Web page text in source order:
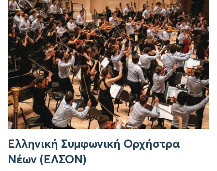
Ελληνική Συμφωνική Ορχήστρα
Νέων (ΕΛΣΟΝ)